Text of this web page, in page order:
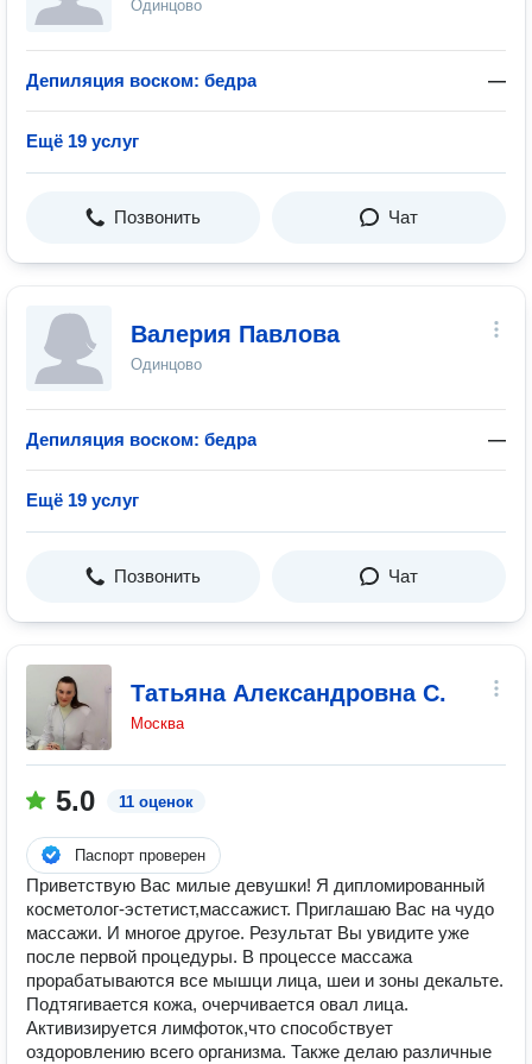
Одинцово
Депиляция воском: бедра —
Ещё 19 услуг
Позвонить Чат
Валерия Павлова
Одинцово
Депиляция воском: бедра —
Ещё 19 услуг
Позвонить Чат
Татьяна Александровна С.
Москва
5.0 11 оценок
Паспорт проверен
Приветствую Вас милые девушки! Я дипломированный
косметолог-эстетист,массажист. Приглашаю Вас на чудо
массажи. И многое другое. Результат Вы увидите уже
после первой процедуры. В процессе массажа
прорабатываются все мышци лица, шеи и зоны декальте.
Подтягивается кожа, очерчивается овал лица.
Активизируется лимфоток,что способствует
оздоровлению всего организма. Также делаю различные